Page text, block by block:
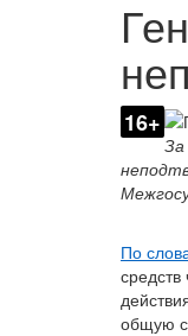
16+
За
По
общую